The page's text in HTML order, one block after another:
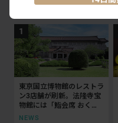
東京国立博物館のレストラ
ン3店舗が刷新。法隆寺宝
物館には「鮨会席 おく
乃」がオープン
NEWS